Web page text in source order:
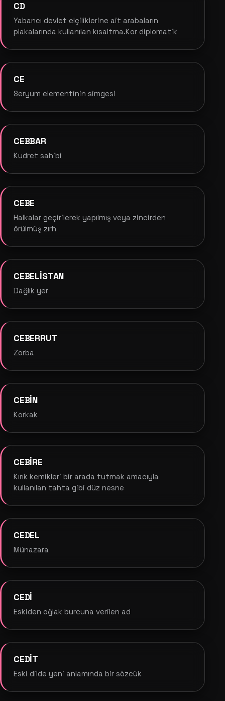
CD
Yabancı devlet elçiliklerine ait arabaların
plakalarında kullanılan kısaltma.Kor diplomatik
CE
Seryum elementinin simgesi
CEBBAR
Kudret sahibi
CEBE
Halkalar geçirilerek yapılmış veya zincirden
örülmüş zırh
CEBELİSTAN
Dağlık yer
CEBERRUT
Zorba
CEBİN
Korkak
CEBİRE
Kırık kemikleri bir arada tutmak amacıyla
kullanılan tahta gibi düz nesne
CEDEL
Münazara
CEDİ
Eskiden oğlak burcuna verilen ad
CEDİT
Eski dilde yeni anlamında bir sözcük